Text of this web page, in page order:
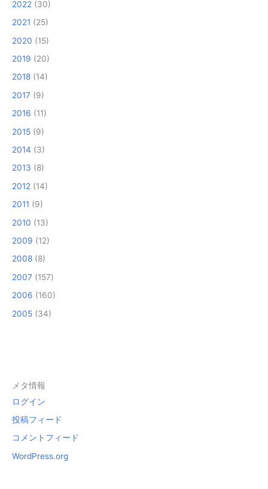
2022 (30)
2021 (25)
2020 (15)
2019 (20)
2018 (14)
2017 (9)
2016 (11)
2015 (9)
2014 (3)
2013 (8)
2012 (14)
2011 (9)
2010 (13)
2009 (12)
2008 (8)
2007 (157)
2006 (160)
2005 (34)
メタ情報
ログイン
投稿フィード
コメントフィード
WordPress.org